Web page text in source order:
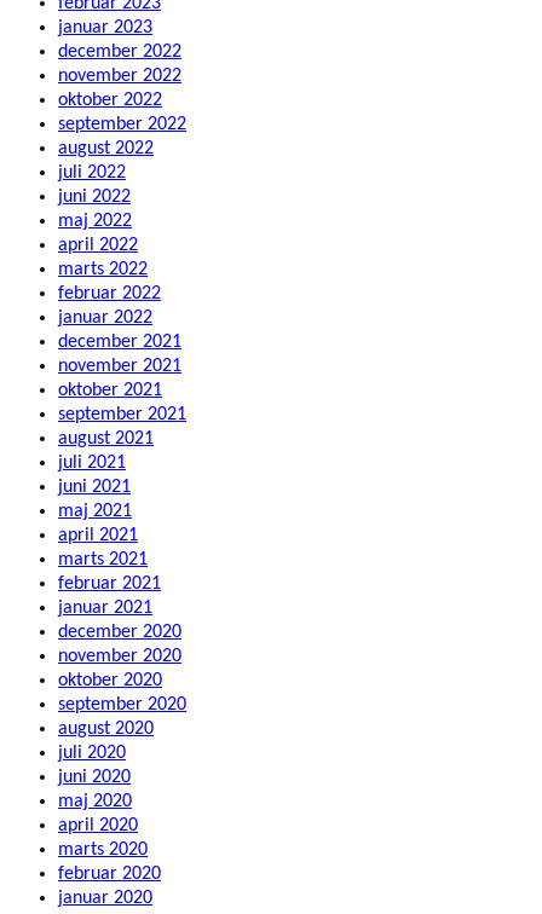
januar 2023
december 2022
november 2022
oktober 2022
september 2022
august 2022
juli 2022
juni 2022
maj 2022
april 2022
marts 2022
februar 2022
januar 2022
december 2021
november 2021
oktober 2021
september 2021
august 2021
juli 2021
juni 2021
maj 2021
april 2021
marts 2021
februar 2021
januar 2021
december 2020
november 2020
oktober 2020
september 2020
august 2020
juli 2020
juni 2020
maj 2020
april 2020
marts 2020
februar 2020
januar 2020